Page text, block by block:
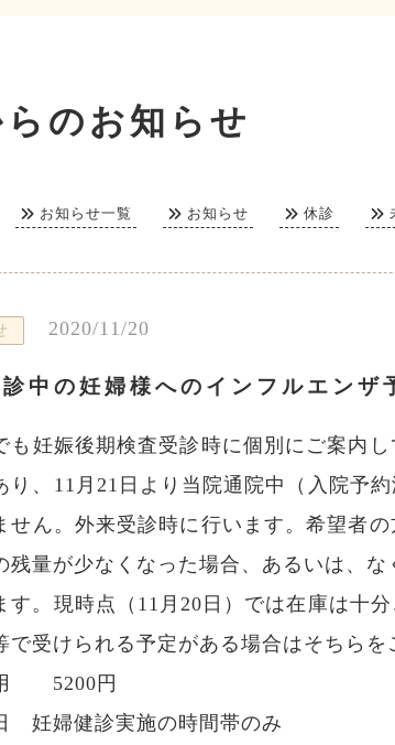
のお知らせ
お知らせ一覧 お知らせ 休診
2020/11/20
中の妊婦様へのインフルエンザ
も妊娠後期検査受診時に個別にご案内
り、11月21日より当院通院中（入院予
せん。外来受診時に行います。希望者
残量が少なくなった場合、あるいは、
す。現時点（11月20日）では在庫は十
で受けられる予定がある場合はそちらを
5200円
妊婦健診実施の時間帯のみ